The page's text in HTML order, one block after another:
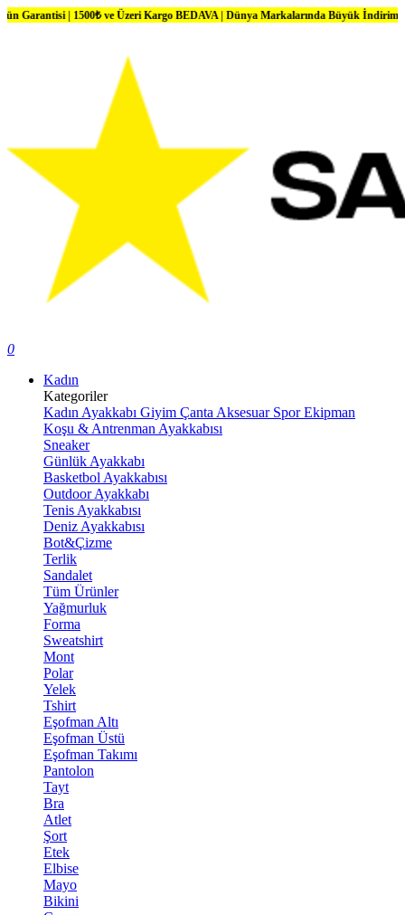
| 1500₺ ve Üzeri Kargo BEDAVA | Dünya Markalarında Büyük İndirimler
0
Kadın
Kategoriler
Kadın Ayakkabı Giyim Çanta Aksesuar Spor Ekipman
Koşu & Antrenman Ayakkabısı
Sneaker
Günlük Ayakkabı
Basketbol Ayakkabısı
Outdoor Ayakkabı
Tenis Ayakkabısı
Deniz Ayakkabısı
Bot&Çizme
Terlik
Sandalet
Tüm Ürünler
Yağmurluk
Forma
Sweatshirt
Mont
Polar
Yelek
Tshirt
Eşofman Altı
Eşofman Üstü
Eşofman Takımı
Pantolon
Tayt
Bra
Atlet
Şort
Etek
Elbise
Mayo
Bikini